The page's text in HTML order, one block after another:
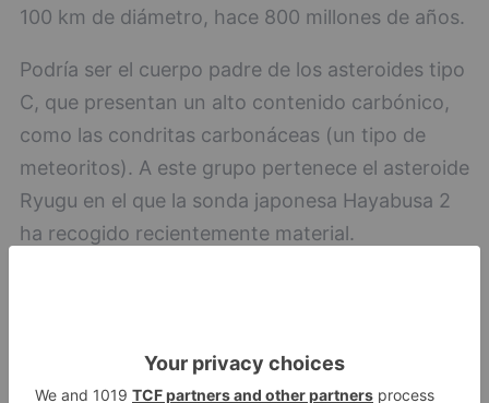
100 km de diámetro, hace 800 millones de años.
Podría ser el cuerpo padre de los asteroides tipo
C, que presentan un alto contenido carbónico,
como las condritas carbonáceas (un tipo de
meteoritos). A este grupo pertenece el asteroide
Ryugu en el que la sonda japonesa Hayabusa 2
ha recogido recientemente material.